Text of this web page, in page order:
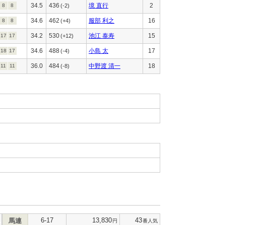
8 8 34.5 436 (-2) 境 直行 2
8 8 34.6 462 (+4) 服部 利之 16
17 17 34.2 530(+12) 池江 泰寿 15
18 17 34.6 488(-4) 小島 太 17
11 11 36.0 484(-8) 中野渡 清一 18
馬連 6-17 13,830円 43番人気